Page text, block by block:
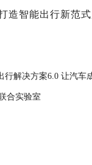
造智能出行新范
行解决方案6.0 让汽车
合实验室